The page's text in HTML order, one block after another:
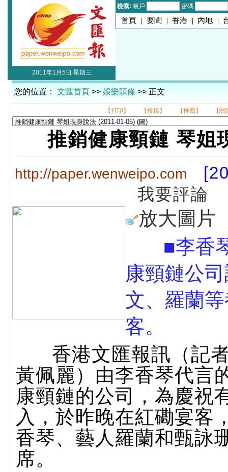
檢索: 帳戶 密碼
首頁 | 要聞 | 香港 | 內地 |
2011年1月5日 星期三
您的位置： 文匯首頁 >> 娛樂頭條 >> 正文
【打印】 【投稿】 【推薦】 【
推銷健康頸鏈 琴姐
http://paper.wenweipo.com
我要評論
放大圖片
■李香
康頸鏈公
文、羅蘭
客。
香港文匯報訊（記
黃佩麗）由李香琴代言
康頸鏈的公司，為慶祝
入，於昨晚在紅磡宴客
香琴、藝人羅蘭和甄詠
席。